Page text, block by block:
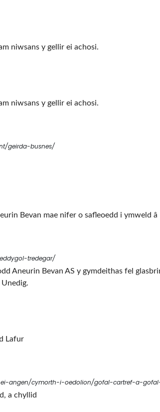
niwsans y gellir ei achosi.
niwsans y gellir ei achosi.
geirda-busnes/
Bevan mae nifer o safleoedd i ymweld â
tredegar/
Aneurin Bevan AS y gymdeithas fel
Lafur
angen/cymorth-i-oedolion/gofal-cartref-a-
a chyllid